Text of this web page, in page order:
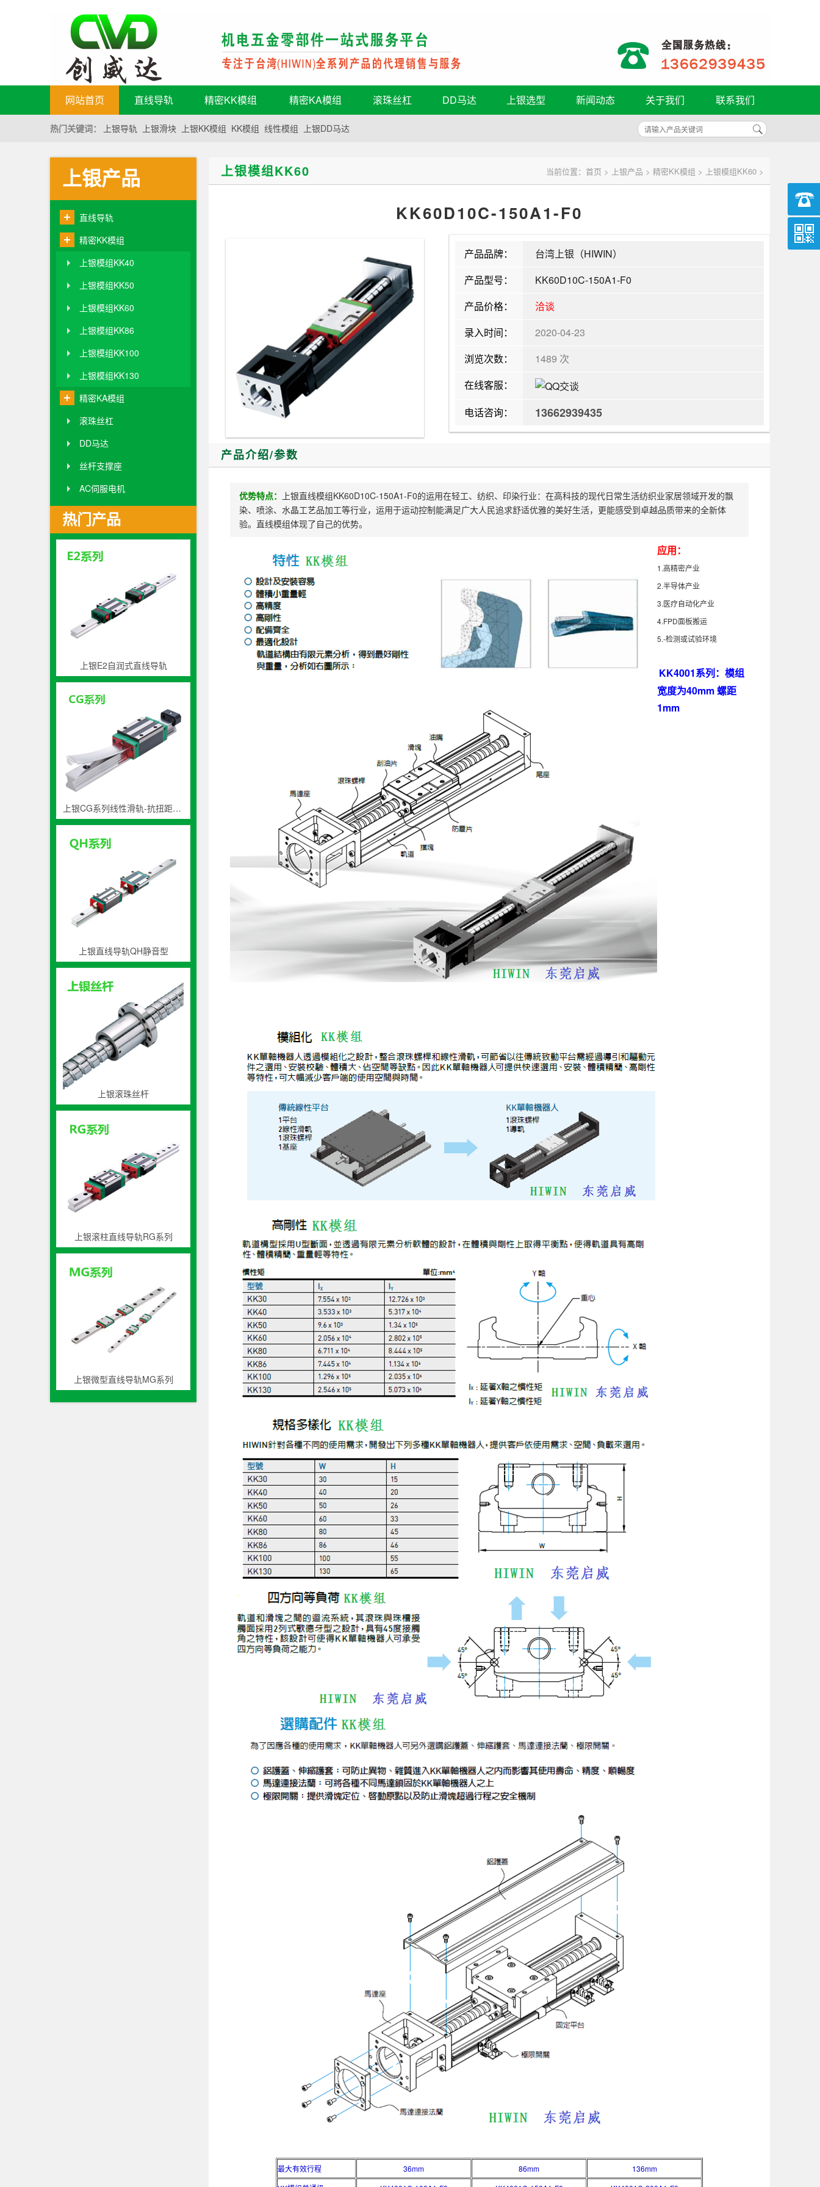
网站首页 直线导轨 精密KK模组 精密KA模组 滚珠丝杠 DD马达 上银选型 新闻动态 关于我们 联系我们
热门关键词： 上银导轨 上银滑块 上银KK模组 KK模组 线性模组 上银DD马达
上银产品
直线导轨
精密KK模组
上银模组KK40
上银模组KK50
上银模组KK60
上银模组KK86
上银模组KK100
上银模组KK130
精密KA模组
滚珠丝杠
DD马达
丝杆支撑座
AC伺服电机
热门产品
上银E2自润式直线导轨
上银CG系列线性滑轨-抗扭距高防尘导轨
上银直线导轨QH静音型
上银滚珠丝杆
上银滚柱直线导轨RG系列
上银微型直线导轨MG系列
上银模组KK60 当前位置： 首页 > 上银产品 > 精密KK模组 > 上银模组KK60 >
KK60D10C-150A1-F0
产品品牌：
台湾上银（HIWIN）
产品型号：
KK60D10C-150A1-F0
产品价格：
洽谈
录入时间：
2020-04-23
浏览次数：
1489 次
在线客服：
电话咨询：
13662939435
产品介绍/参数
优势特点：
上银直线模组KK60D10C-150A1-F0的运用在轻工、纺织、印染行业：在高科技的现代日常生活纺织业家居领域开发的飘
染、喷涂、水晶工艺品加工等行业，运用于运动控制能满足广大人民追求舒适优雅的美好生活，更能感受到卓越品质带来的全新体
验。直线模组体现了自己的优势。
应用：
1.高精密产业
2.半导体产业
3.医疗自动化产业
4.FPD面板搬运
5.-检测或试验环境
KK4001系列：模组
宽度为40mm 螺距
1mm
最大有效行程 36mm 86mm
136mm